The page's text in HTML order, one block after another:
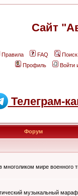
Сайт
Правила FAQ
Поиск
Профиль
Войти
Телеграм-
Форум
многоликом мире военного
музыкальный